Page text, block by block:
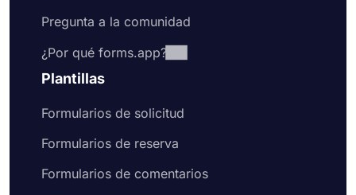
Pregunta a la comunidad
¿Por qué forms.app?
Plantillas
Formularios de solicitud
Formularios de reserva
Formularios de comentarios